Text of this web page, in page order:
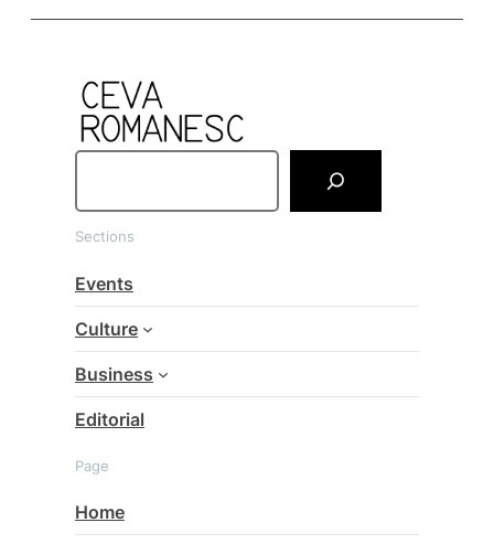
S
a
r
h
Sections
Events
Culture
Business
Editorial
Page
Home